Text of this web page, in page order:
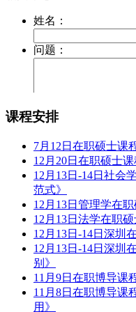
课程安排
7月12日在职硕士课
12月20日在职硕士
12月13日-14日社会
范式》
12月13日管理学在
12月13日法学在职
12月13日-14日深圳
12月13日-14日深圳
别》
11月9日在职博导课
11月8日在职博导课
用》